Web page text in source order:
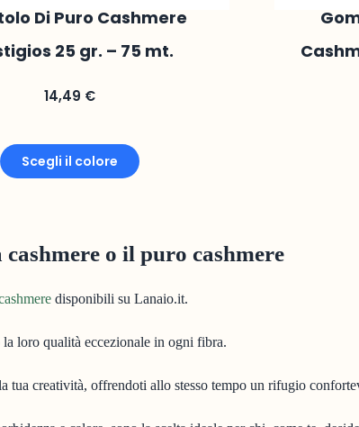
Di Puro Cashmere
25 gr. – 75 mt.
14,49 €
Scegli il colore
o il puro cashmere
disponibili su Lanaio.it.
loro qualità eccezionale in ogni fibra.
tua creatività, offrendoti allo stesso tempo un rifugio